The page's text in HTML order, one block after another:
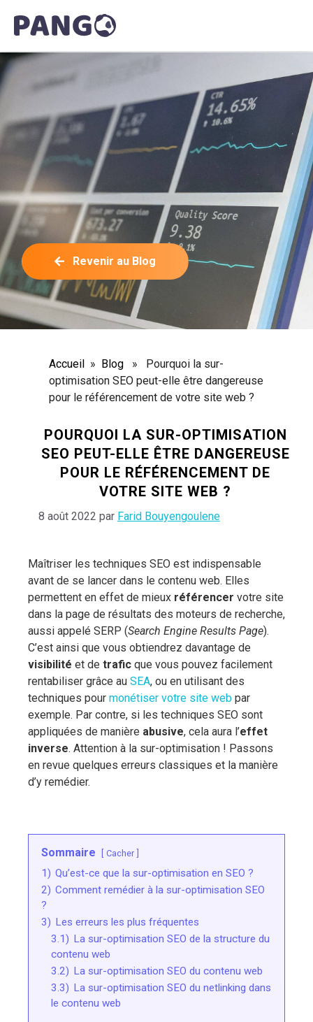
Revenir au Blog
Accueil » Blog » Pourquoi la sur-
optimisation SEO peut-elle être dangereuse
pour le référencement de votre site web ?
POURQUOI LA SUR-OPTIMISATION
SEO PEUT-ELLE ÊTRE DANGEREUSE
POUR LE RÉFÉRENCEMENT DE
VOTRE SITE WEB ?
8 août 2022 par Farid Bouyengoulene
Maîtriser les techniques SEO est indispensable
avant de se lancer dans le contenu web. Elles
permettent en effet de mieux référencer votre site
dans la page de résultats des moteurs de recherche,
aussi appelé SERP (Search Engine Results Page).
C’est ainsi que vous obtiendrez davantage de
visibilité et de trafic que vous pouvez facilement
rentabiliser grâce au SEA, ou en utilisant des
techniques pour monétiser votre site web par
exemple. Par contre, si les techniques SEO sont
appliquées de manière abusive, cela aura l’effet
inverse. Attention à la sur-optimisation ! Passons
en revue quelques erreurs classiques et la manière
d’y remédier.
Sommaire Cacher
1) Qu’est-ce que la sur-optimisation en SEO ?
2) Comment remédier à la sur-optimisation SEO
?
3) Les erreurs les plus fréquentes
3.1) La sur-optimisation SEO de la structure du
contenu web
3.2) La sur-optimisation SEO du contenu web
3.3) La sur-optimisation SEO du netlinking dans
le contenu web